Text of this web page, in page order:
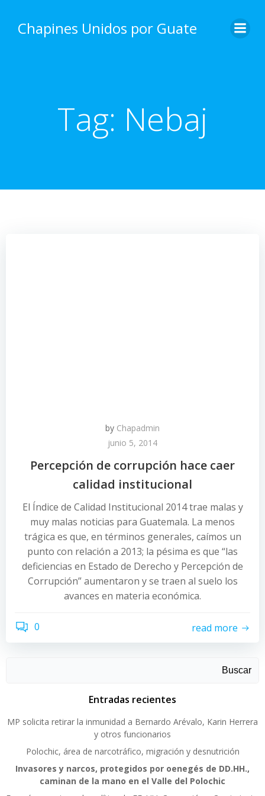
content
Chapines Unidos por Guate
Tag: Nebaj
by Chapadmin
junio 5, 2014
Percepción de corrupción hace caer
calidad institucional
El Índice de Calidad Institucional 2014 trae malas y
muy malas noticias para Guatemala. La menos
trágica es que, en términos generales, caímos un
punto con relación a 2013; la pésima es que “las
deficiencias en Estado de Derecho y Percepción de
Corrupción” aumentaron y se traen al suelo los
avances en materia económica.
0 read more
Buscar
Entradas recientes
MP solicita retirar la inmunidad a Bernardo Arévalo, Karin Herrera
y otros funcionarios
Polochic, área de narcotráfico, migración y desnutrición
Invasores y narcos, protegidos por oenegés de DD.HH.,
caminan de la mano en el Valle del Polochic